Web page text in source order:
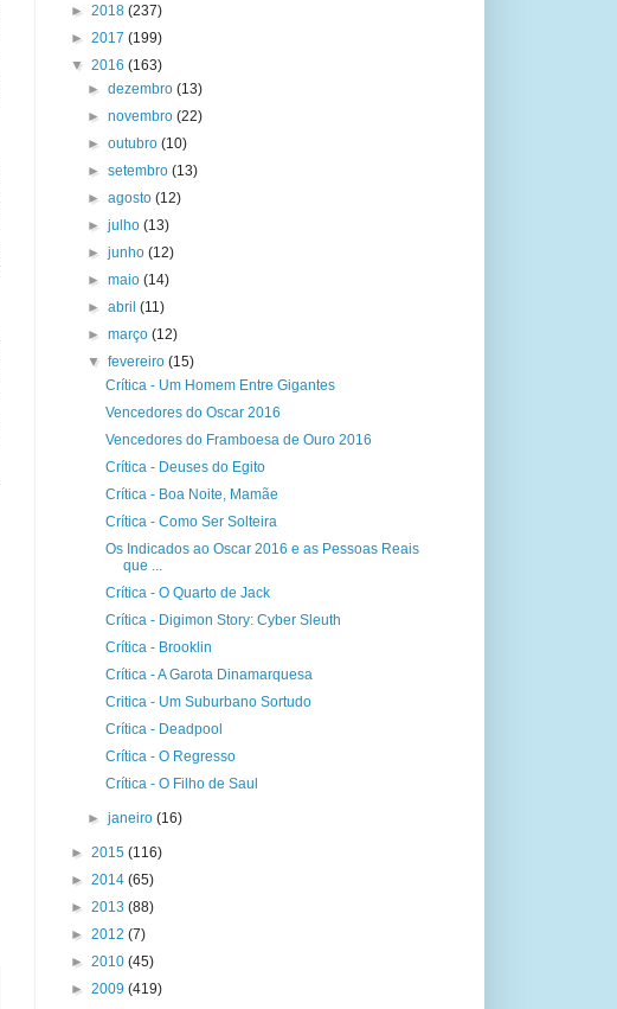
► 2018 (237)
► 2017 (199)
▼ 2016 (163)
►dezembro(13)
►novembro(22)
►outubro(10)
►setembro(13)
►agosto(12)
►julho(13)
►junho(12)
►maio(14)
►abril(11)
►março(12)
▼fevereiro(15)
Crítica - Um Homem Entre Gigantes
Vencedores do Oscar 2016
Vencedores do Framboesa de Ouro 2016
Crítica - Deuses do Egito
Crítica - Boa Noite, Mamãe
Crítica - Como Ser Solteira
Os Indicados ao Oscar 2016 e as Pessoas Reais
que ...
Crítica - O Quarto de Jack
Crítica - Digimon Story: Cyber Sleuth
Crítica - Brooklin
Crítica - A Garota Dinamarquesa
Critica - Um Suburbano Sortudo
Crítica - Deadpool
Crítica - O Regresso
Crítica - O Filho de Saul
►janeiro(16)
► 2015 (116)
► 2014 (65)
► 2013 (88)
► 2012 (7)
► 2010 (45)
► 2009 (419)